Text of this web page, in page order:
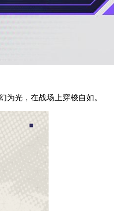
光，在战场上穿梭自如。